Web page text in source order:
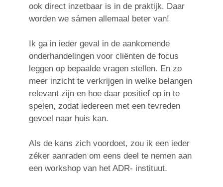
ook direct inzetbaar is in de praktijk. Daar
worden we sámen allemaal beter van!
Ik ga in ieder geval in de aankomende
onderhandelingen voor cliënten de focus
leggen op bepaalde vragen stellen. En zo
meer inzicht te verkrijgen in welke belangen
relevant zijn en hoe daar positief op in te
spelen, zodat iedereen met een tevreden
gevoel naar huis kan.
Als de kans zich voordoet, zou ik een ieder
zéker aanraden om eens deel te nemen aan
een workshop van het ADR- instituut.